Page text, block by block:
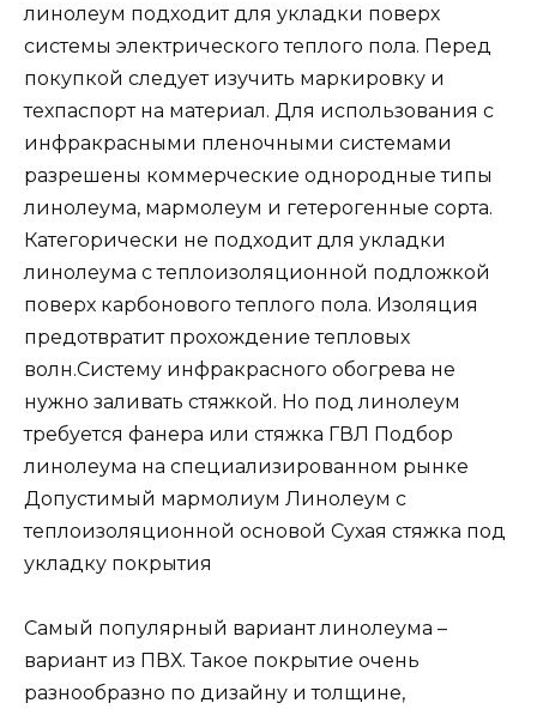
линолеум подходит для укладки поверх
системы электрического теплого пола. Перед
покупкой следует изучить маркировку и
техпаспорт на материал. Для использования с
инфракрасными пленочными системами
разрешены коммерческие однородные типы
линолеума, мармолеум и гетерогенные сорта.
Категорически не подходит для укладки
линолеума с теплоизоляционной подложкой
поверх карбонового теплого пола. Изоляция
предотвратит прохождение тепловых
волн.Систему инфракрасного обогрева не
нужно заливать стяжкой. Но под линолеум
требуется фанера или стяжка ГВЛ Подбор
линолеума на специализированном рынке
Допустимый мармолиум Линолеум с
теплоизоляционной основой Сухая стяжка под
укладку покрытия
Самый популярный вариант линолеума –
вариант из ПВХ. Такое покрытие очень
разнообразно по дизайну и толщине,